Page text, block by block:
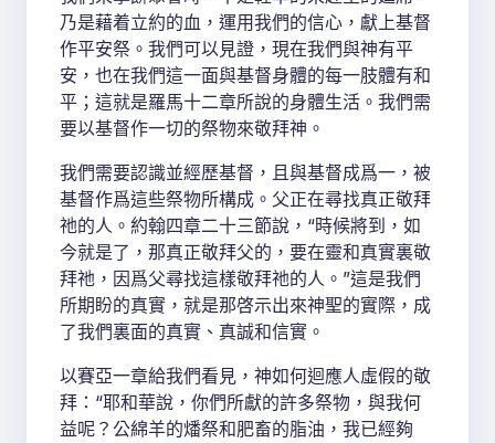
乃是藉着立約的血，運用我們的信心，獻上基督
作平安祭。我們可以見證，現在我們與神有平
安，也在我們這一面與基督身體的每一肢體有和
平；這就是羅馬十二章所說的身體生活。我們需
要以基督作一切的祭物來敬拜神。
我們需要認識並經歷基督，且與基督成爲一，被
基督作爲這些祭物所構成。父正在尋找真正敬拜
祂的人。約翰四章二十三節說，“時候將到，如
今就是了，那真正敬拜父的，要在靈和真實裏敬
拜祂，因爲父尋找這樣敬拜祂的人。”這是我們
所期盼的真實，就是那啓示出來神聖的實際，成
了我們裏面的真實、真誠和信實。
以賽亞一章給我們看見，神如何迴應人虛假的敬
拜：“耶和華說，你們所獻的許多祭物，與我何
益呢？公綿羊的燔祭和肥畜的脂油，我已經夠